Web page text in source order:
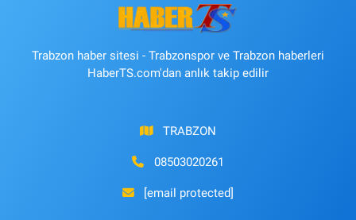
Trabzon haber sitesi - Trabzonspor ve Trabzon haberleri
HaberTS.com'dan anlık takip edilir
TRABZON
08503020261
[email protected]